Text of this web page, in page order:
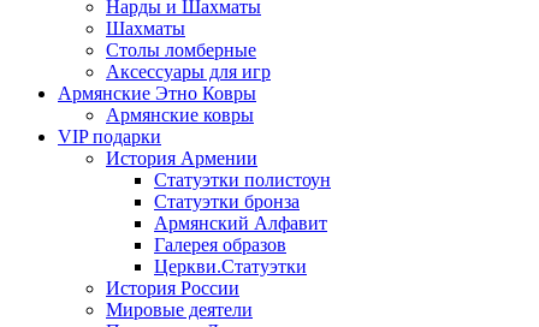
Нарды и Шахматы
Шахматы
Столы ломберные
Аксессуары для игр
Армянские Этно Ковры
Армянские ковры
VIP подарки
История Армении
Статуэтки полистоун
Статуэтки бронза
Армянский Алфавит
Галерея образов
Церкви.Статуэтки
История России
Мировые деятели